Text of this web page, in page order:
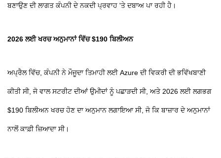
ਬਣਾਉਣ ਦੀ ਲਾਗਤ ਕੰਪਨੀ ਦੇ ਨਕਦੀ ਪ੍ਰਵਾਹ 'ਤੇ ਦਬਾਅ ਪਾ ਰਹੀ ਹੈ।
2026 ਲਈ ਖਰਚ ਅਨੁਮਾਨਾਂ ਵਿੱਚ $190 ਬਿਲੀਅਨ
ਅਪ੍ਰੈਲ ਵਿੱਚ, ਕੰਪਨੀ ਨੇ ਮੌਜੂਦਾ ਤਿਮਾਹੀ ਲਈ Azure ਦੀ ਵਿਕਰੀ ਦੀ ਭਵਿੱਖਬਾਣੀ
ਕੀਤੀ ਸੀ, ਜੋ ਵਾਲ ਸਟਰੀਟ ਦੀਆਂ ਉਮੀਦਾਂ ਨੂੰ ਪਛਾੜਦੀ ਸੀ, ਅਤੇ 2026 ਲਈ ਲਗਭਗ
$190 ਬਿਲੀਅਨ ਖਰਚ ਹੋਣ ਦਾ ਅਨੁਮਾਨ ਲਗਾਇਆ ਸੀ, ਜੋ ਕਿ ਬਾਜ਼ਾਰ ਦੇ ਅਨੁਮਾਨਾਂ
ਨਾਲੋਂ ਕਾਫ਼ੀ ਜ਼ਿਆਦਾ ਸੀ।